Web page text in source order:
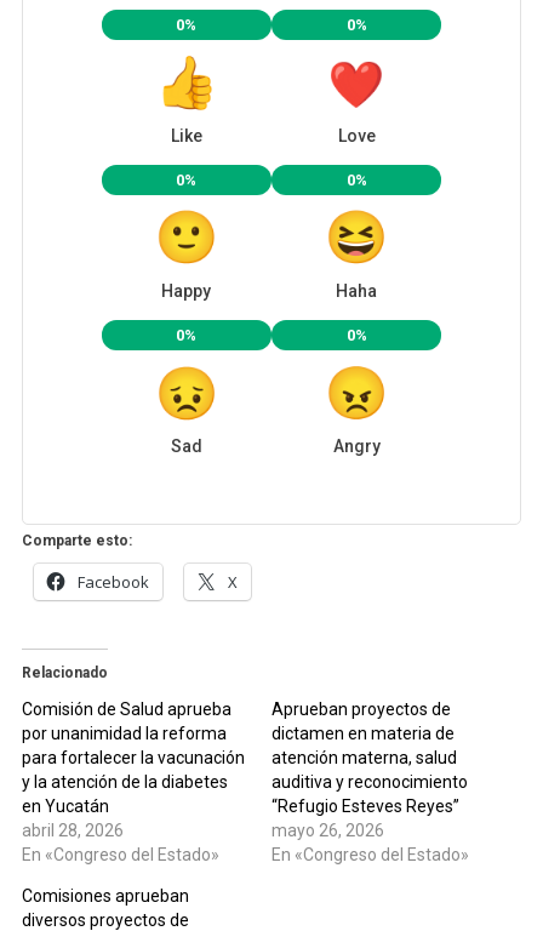
0%
Like
0%
Love
0%
Happy
0%
Haha
0%
Sad
0%
Angry
Comparte esto:
Facebook X
Relacionado
Comisión de Salud aprueba
por unanimidad la reforma
para fortalecer la vacunación
y la atención de la diabetes
en Yucatán
abril 28, 2026
En «Congreso del Estado»
Aprueban proyectos de
dictamen en materia de
atención materna, salud
auditiva y reconocimiento
“Refugio Esteves Reyes”
mayo 26, 2026
En «Congreso del Estado»
Comisiones aprueban
diversos proyectos de